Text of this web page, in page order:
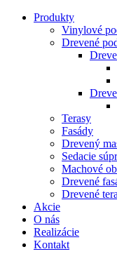
Produkty
Vinylové
Drevené
Terasy
Fasády
Drevený
Sedacie
Machové
Drevené
Drevené
Akcie
O nás
Realizácie
Kontakt